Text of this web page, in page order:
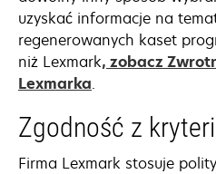
uzyskać informacje na
regenerowanych kaset
niż Lexmark, zobacz
Lexmarka.
Zgodność z
Firma Lexmark stosuje